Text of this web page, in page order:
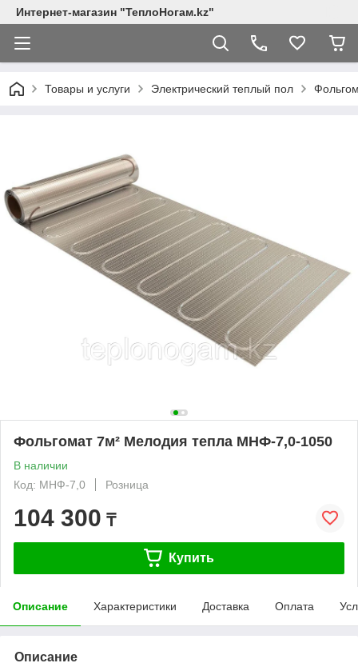
Интернет-магазин "ТеплоНогам.kz"
Товары и услуги Электрический теплый пол
Фольгомат 7м² Мелодия тепла МНФ-7,0-1050
В наличии
Код: МНФ-7,0
Розница
104 300 ₸
Купить
Описание Характеристики Доставка Оплата
Описание